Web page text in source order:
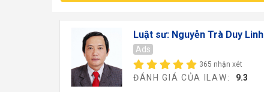
Luật sư: Nguyễn Trà Duy Linh
Ads
365 nhận xét
ĐÁNH GIÁ CỦA ILAW: 9.3